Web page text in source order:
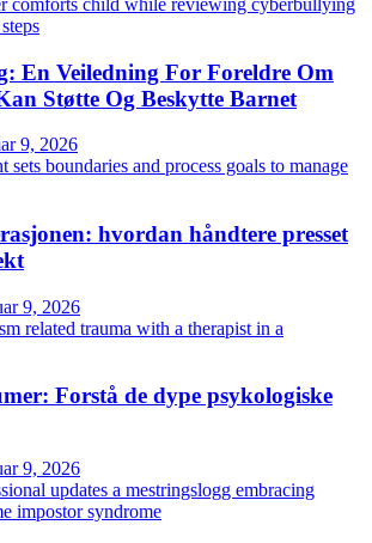
En Veiledning For Foreldre Om
Støtte Og Beskytte Barnet
9, 2026
hvordan håndtere presset
9, 2026
Forstå de dype psykologiske
9, 2026